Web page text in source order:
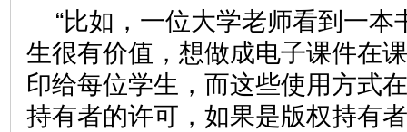
“比如，一位大学老师看到一
生很有价值，想做成电子课件在
印给每位学生，而这些使用方式
持有者的许可，如果是版权持有